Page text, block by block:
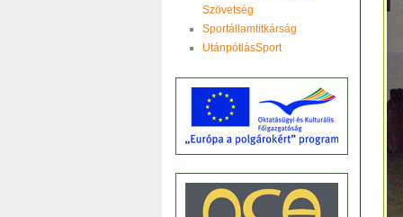
Szövetség
Sportállamtitkárság
UtánpótlásSport